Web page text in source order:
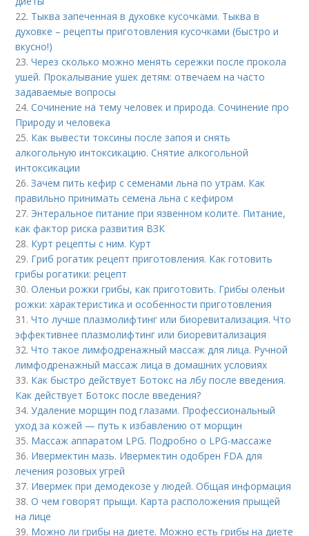
22. Тыква запеченная в духовке кусочками. Тыква в
духовке – рецепты приготовления кусочками (быстро и
вкусно!)
23.Через сколько можно менять сережки после прокола
ушей. Прокалывание ушек детям: отвечаем на часто
задаваемые вопросы
24.Сочинение на тему человек и природа. Сочинение про
Природу и человека
25. Как вывести токсины после запоя и снять
алкогольную интоксикацию. Снятие алкогольной
интоксикации
26.Зачем пить кефир с семенами льна по утрам. Как
правильно принимать семена льна с кефиром
27. Энтеральное питание при язвенном колите. Питание,
как фактор риска развития ВЗК
28. Курт рецепты с ним. Курт
29. Гриб рогатик рецепт приготовления. Как готовить
грибы рогатики: рецепт
30.Оленьи рожки грибы, как приготовить. Грибы оленьи
рожки: характеристика и особенности приготовления
31.Что лучше плазмолифтинг или биоревитализация. Что
эффективнее плазмолифтинг или биоревитализация
32.Что такое лимфодренажный массаж для лица. Ручной
лимфодренажный массаж лица в домашних условиях
33. Как быстро действует Ботокс на лбу после введения.
Как действует Ботокс после введения?
34.Удаление морщин под глазами. Профессиональный
уход за кожей — путь к избавлению от морщин
35. Массаж аппаратом LPG. Подробно о LPG-массаже
36. Ивермектин мазь. Ивермектин одобрен FDA для
лечения розовых угрей
37. Ивермек при демодекозе у людей. Общая информация
38.О чем говорят прыщи. Карта расположения прыщей
на лице
39. Можно ли грибы на диете. Можно есть грибы на диете